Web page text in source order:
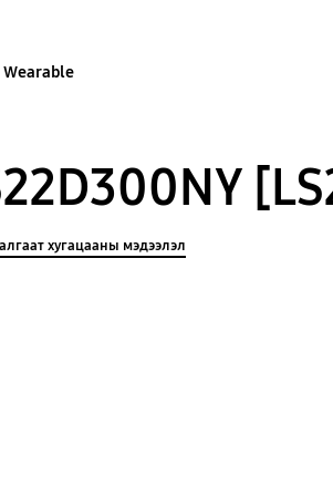
Wearable
хугацааны мэдээлэл